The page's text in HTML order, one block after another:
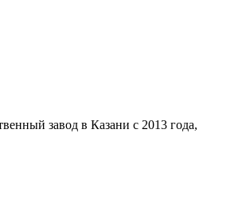
завод в Казани с 2013 года,